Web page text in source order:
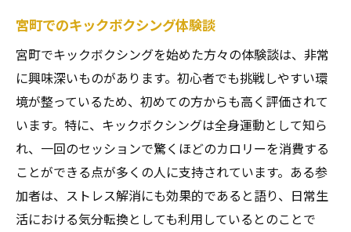
パンチとキックで体を引き締める方法
トレーニングにおけるパンチとキックの役
割
キックボクシングの爽快感を体験しよう
仲間と楽しむキックボクシングでモチベーショ
ンを維持
キックボクシングで作るチームワークの重
要性
宮町でのキックボクシング体験談
宮町でキックボクシングを始めた方々の体験談は、非常
に興味深いものがあります。初心者でも挑戦しやすい環
境が整っているため、初めての方からも高く評価されて
います。特に、キックボクシングは全身運動として知ら
れ、一回のセッションで驚くほどのカロリーを消費する
ことができる点が多くの人に支持されています。ある参
加者は、ストレス解消にも効果的であると語り、日常生
活における気分転換としても利用しているとのことで